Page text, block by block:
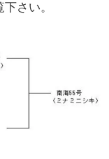
さい。